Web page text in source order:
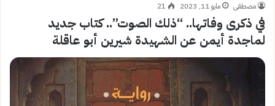
مصطفى مايو 11, 2023 21
في ذكرى وفاتها.. “ذلك الصوت”.. كتاب جديد
لماجدة أيمن عن الشهيدة شيرين أبو عاقلة